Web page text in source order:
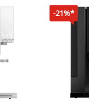
atau perangkat
mode
Simpan, lindungi,
wadah yang
-21%*